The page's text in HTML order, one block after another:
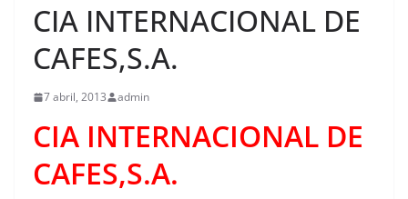
CIA INTERNACIONAL DE
CAFES,S.A.
7 abril, 2013 admin
CIA INTERNACIONAL DE
CAFES,S.A.